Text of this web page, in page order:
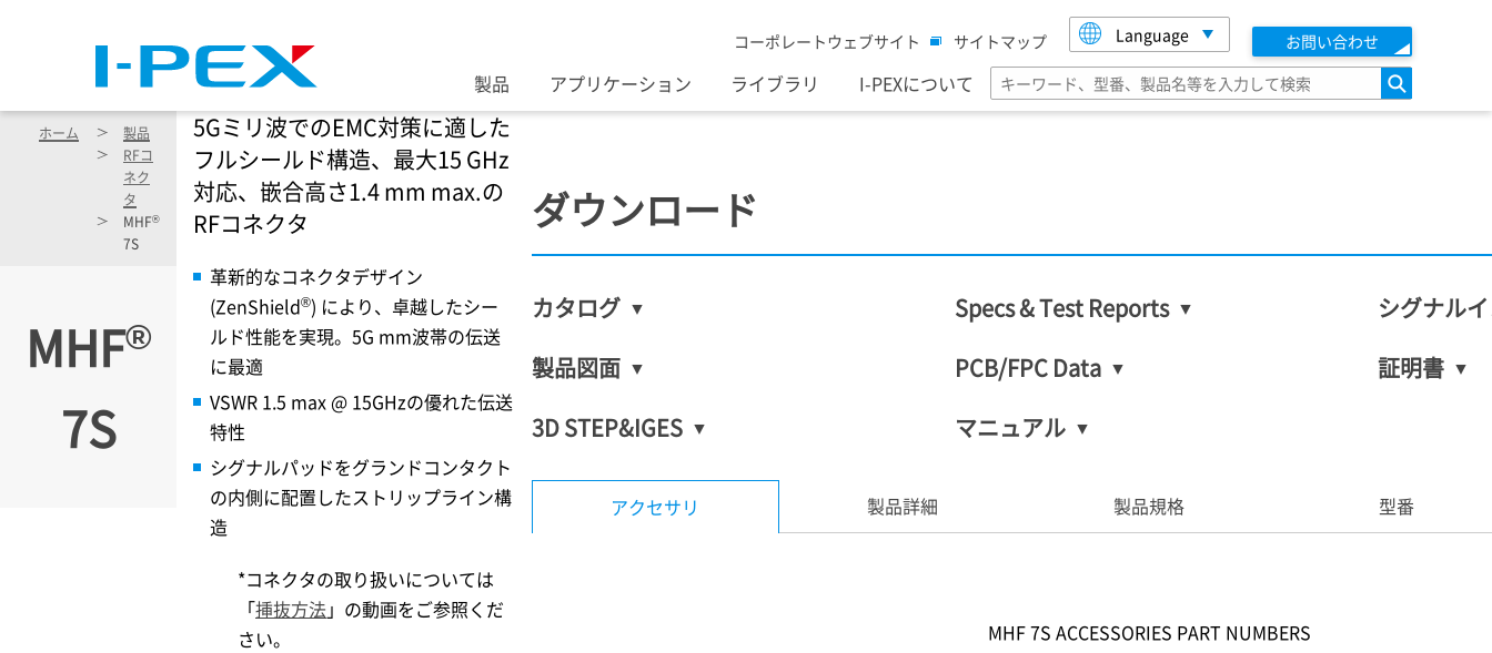
コーポレートウェブサイト サイトマップ Language お問い合わせ
製品 アプリケーション ライブラリ I-PEXについて 検索
ホーム
製品
RFコ
ネク
タ
MHF®
7S
MHF®
7S
5Gミリ波でのEMC対策に適した
フルシールド構造、最大15 GHz
対応、嵌合高さ1.4 mm max.の
RFコネクタ
革新的なコネクタデザイン
(ZenShield®) により、卓越したシー
ルド性能を実現。5G mm波帯の伝送
に最適
VSWR 1.5 max @ 15GHzの優れた伝送
特性
シグナルパッドをグランドコンタクト
の内側に配置したストリップライン構
造
*コネクタの取り扱いについては
「挿抜方法 」の動画をご参照くだ
さい。
ダウンロード
カタログ
製品図面
3D STEP&IGES
Specs & Test Reports
PCB/FPC Data
マニュアル
シグナル
証明書
アクセサリ 製品詳細 製品規格 型番
MHF 7S ACCESSORIES PART NUMBERS